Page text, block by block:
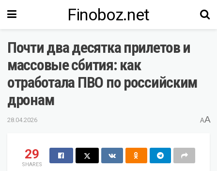
Finoboz.net
Почти два десятка прилетов и
массовые сбития: как
отработала ПВО по российским
дронам
28.04.2026 AA
29
SHARES